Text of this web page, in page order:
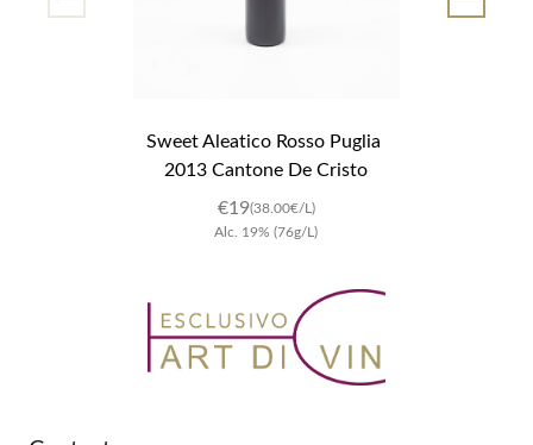
Sweet Aleatico Rosso Puglia
2013 Cantone De Cristo
€19(38.00€/L)
Alc. 19% (76g/L)